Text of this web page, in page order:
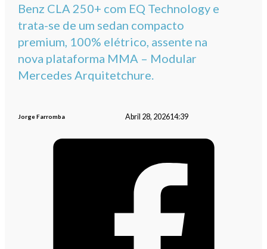
Benz CLA 250+ com EQ Technology e
trata-se de um sedan compacto
premium, 100% elétrico, assente na
nova plataforma MMA – Modular
Mercedes Arquitetchure.
Jorge Farromba Abril 28, 202614:39